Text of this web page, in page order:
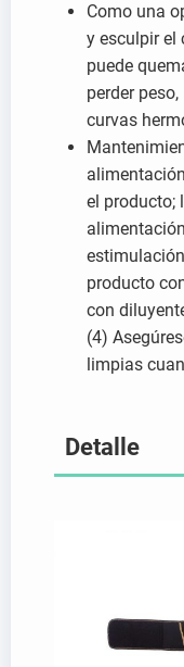
Como una
y esculpir el
puede
perder
curvas
el producto;
producto
con
(4)
limpias
Detalle